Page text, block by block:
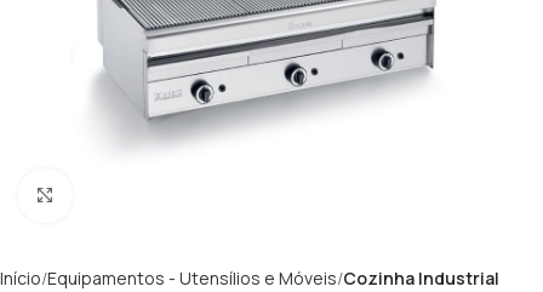
Início Equipamentos - Utensílios e Móveis Cozinha Industrial